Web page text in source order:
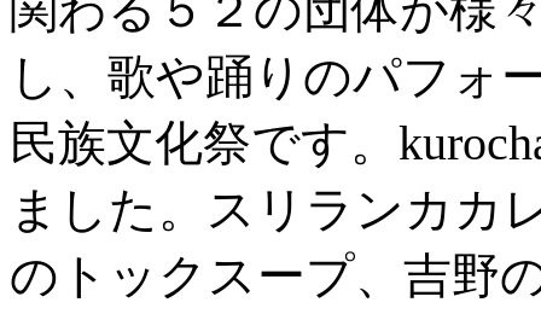
し、歌や踊りのパフォ
民族文化祭です。
ました。スリランカカ
のトックスープ、吉野